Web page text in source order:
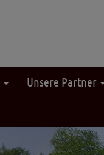
Unsere Partner